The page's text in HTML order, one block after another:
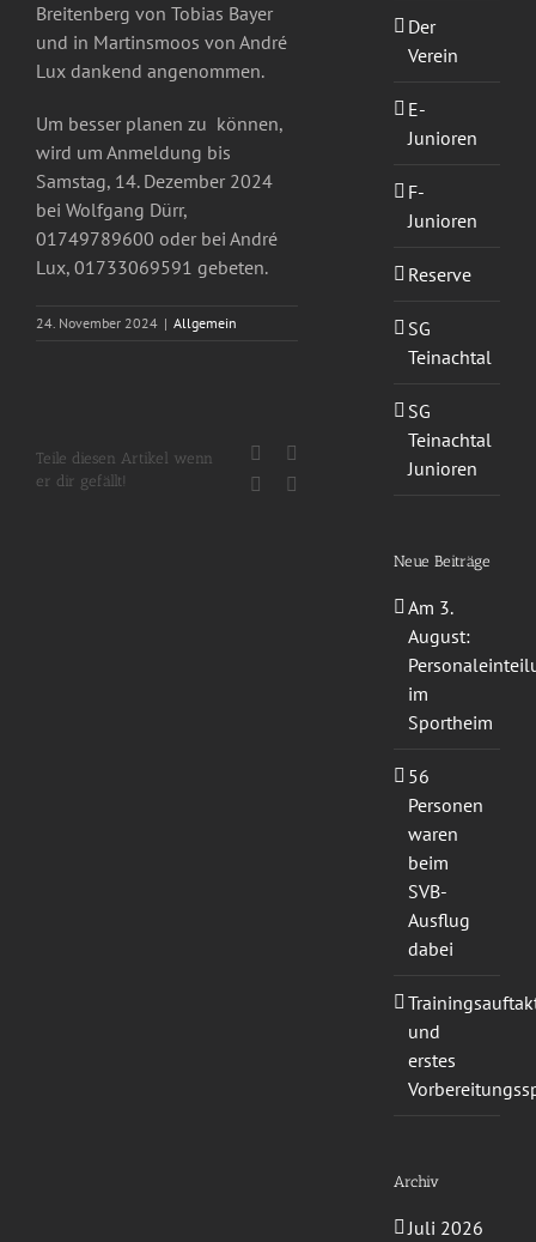
Breitenberg von Tobias Bayer
und in Martinsmoos von André
Lux dankend angenommen.
Um besser planen zu können,
wird um Anmeldung bis
Samstag, 14. Dezember 2024
bei Wolfgang Dürr,
01749789600 oder bei André
Lux, 01733069591 gebeten.
24. November 2024 | Allgemein
Teile diesen Artikel wenn
er dir gefällt!
Facebook
WhatsApp
Der
Verein
E-
Junioren
F-
Junioren
Reserve
SG
Teinachtal
SG
Teinachtal
Junioren
Neue Beiträge
Am 3.
August:
im
Sportheim
56
Personen
waren
beim
SVB-
Ausflug
dabei
und
erstes
Archiv
Juli 2026